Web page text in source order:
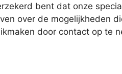
bent dat onze
over de mogelijkheden
door contact op te